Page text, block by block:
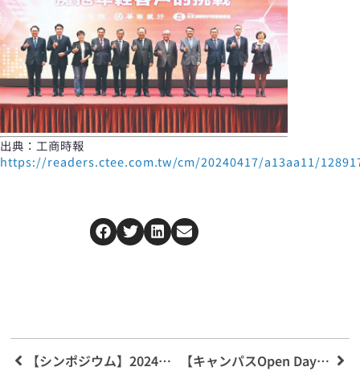
出典：工商時報
https://readers.ctee.com.tw/cm/20240417/a13aa11/
【シンポジウム】2024年フィンテック産業と政策革新発展に関する学術会議 【キャンパスOpen Day】銘伝大学フィンテック応用学科説明会